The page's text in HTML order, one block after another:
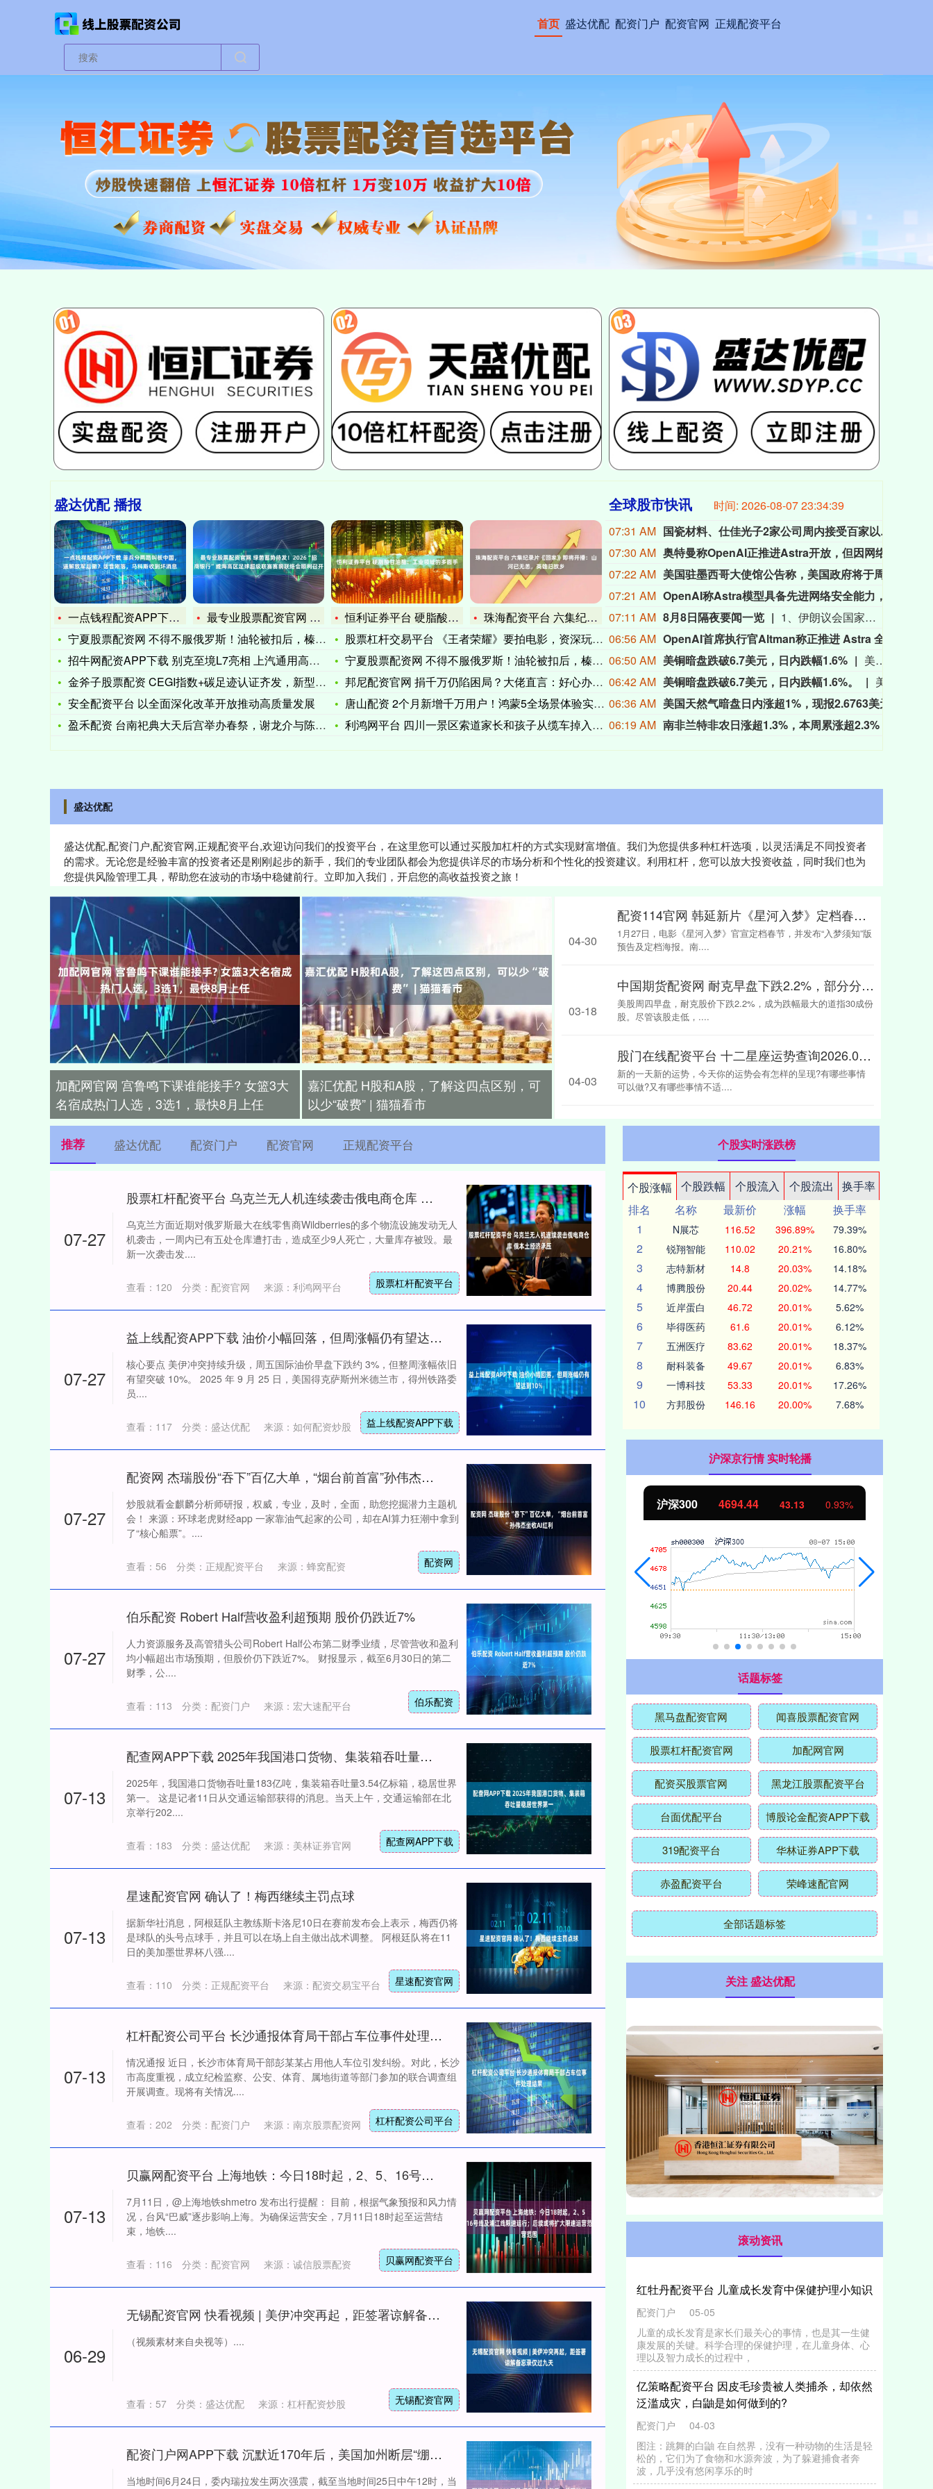
首页 盛达优配 配资门户 配资官网 正规配资平台
盛达优配 播报
一点钱程配资APP下载 菲兵分两路叫板中国，逼解放军后撤？话
最专业股票配资官网 绿茵蓄势待发！2026“招商银行”威海高
宁夏股票配资网 不得不服俄罗斯！油轮被扣后，榛树高超连夜报复
招牛网配资APP下载 别克至境L7亮相 上汽通用高层解密美国
金斧子股票配资 CEGI指数+碳足迹认证齐发，新型电力系统迈
安全配资平台 以全面深化改革开放推动高质量发展
盈禾配资 台南祀典大天后宫举办春祭，谢龙介与陈亭妃罕见同场合
恒利证券平台 硬脂酸甘油酯：工业领域的多面手
珠海配资平台 六集纪录片《回家》即将开播：山河已无恙，英雄归
股票杠杆交易平台 《王者荣耀》要拍电影，资深玩家沈腾任监工
宁夏股票配资网 不得不服俄罗斯！油轮被扣后，榛树高超连夜报复
邦尼配资官网 捐千万仍陷困局？大佬直言：好心办坏事，不如退一
唐山配资 2个月新增千万用户！鸿蒙5全场景体验实力圈粉！
利鸿网平台 四川一景区索道家长和孩子从缆车掉入防护网，景区回
全球股市快讯 时间: 2026-08-07 23:34:40
07:31 AM
国瓷材料、仕佳光子2家公司周内接受百家以上机构调研
07:30 AM
07:22 AM
07:21 AM
07:11 AM 8月8日隔夜要闻一览
1、伊朗议会国家安全与外交政策委员会发言人哈桑·卡什卡维表示，伊朗与阿曼已明确霍尔木兹海峡航运相关的谅解备忘录的总体框架，最终文本及具体细节将于近期对外公布。 2、当地时间7日，伊朗总统佩泽希齐扬在就职两周年之际发表讲话，就地区局势、外交谈判及国内政治等多个问题阐述立场。谈及近期伊美停火谅解备忘录，他透露伊朗未在谈判中作出任何让步。 3、美国官员表示，阿曼与伊朗在霍尔木兹海峡问题上已取得进展，预计很快将达成协议。一旦宣布达成恢复不受阻碍的商业航运的协议，美国将解除对伊朗港口的封锁。美国的行动将继续视实际表现而定，并与伊朗履行承诺的情况挂钩。 4、当地时间8月7日，美国总统特朗普在社交平台“真实社交”发文称，将立即就联邦上诉法院阻止白宫宴会厅项目的裁决向美国最高法院提出上诉，并称该裁决“出于政治动机且违法”。 5、美国利率期货市场对美联储9月加息的预期概率有所下降。定价显示预计到12月加息幅度仅为28个基点，低于非农就业数据公布前的32个基点。 6、美联储主席凯文·沃什上任后首个完整月份的日程显示，他曾与议员、白宫官员和私营部门经济学家通话或会谈，但没有显示与美国总统唐纳德·特朗普有任何通话或会谈。 7、SpaceX宣布将联合特斯拉在美国得州启动Terafab AI芯片超级工厂项目，初期投资168亿美元，未来扩建完成后总投资预计增至1190亿美元。 8、特朗普在最高法院遭遇挫折后，仍继续推进解雇美联储理事丽莎·库克的尝试。 9、OpenAI表示，不能排除其即将推出的模型Astra具备“关键性”网络能力，这促使OpenAI扩大安全测试范围，并暂停不符合更严格安全要求的内部活动。
06:56 AM
06:50 AM 美铜暗盘跌破6.7美元，日内跌幅1.6%
美铜暗盘跌破6.7美元，日内跌幅1.6%。
06:42 AM 美铜暗盘跌破6.7美元，日内跌幅1.6%。
06:36 AM
06:19 AM 南非兰特非农日涨超1.3%，本周累涨超2.3%
盛达优配
盛达优配,配资门户,配资官网,正规配资平台,欢迎访问我们的投资平台，在这里您可以通过买股加杠杆的方式实现财富增值。我们为您提供多种杠杆选项，以灵活满足不同投资者
的需求。无论您是经验丰富的投资者还是刚刚起步的新手，我们的专业团队都会为您提供详尽的市场分析和个性化的投资建议。利用杠杆，您可以放大投资收益，同时我们也为
您提供风险管理工具，帮助您在波动的市场中稳健前行。立即加入我们，开启您的高收益投资之旅！
加配网官网 宫鲁鸣下课谁能接手? 女篮3大
名宿成热门人选，3选1，最快8月上任
嘉汇优配 H股和A股，了解这四点区别，可
以少“破费” | 猫猫看市
配资114官网 韩延新片《星河入梦》定档春节，王鹤棣宋茜领衔主演
1月27日，电影《星河入梦》官宣定档春节，并发布“入梦须知”版
预告及定档海报。南....
04-30
中国期货配资网 耐克早盘下跌2.2%，部分分析师认为该股有望继续上涨
美股周四早盘，耐克股价下跌2.2%，成为跌幅最大的道指30成份
股。尽管该股走低，....
03-18
股门在线配资平台 十二星座运势查询2026.04.04
新的一天新的运势，今天你的运势会有怎样的呈现?有哪些事情
可以做?又有哪些事情不适....
04-03
推荐 盛达优配 配资门户 配资官网 正规配资平台
07-27
股票杠杆配资平台 乌克兰无人机连续袭击俄电商仓库 俄本土经济承压
乌克兰方面近期对俄罗斯最大在线零售商Wildberries的多个物流设施发动无人
机袭击，一周内已有五处仓库遭打击，造成至少9人死亡，大量库存被毁。最
新一次袭击发....
来源：利鸿网平台
查看： 120 分类： 配资官网 股票杠杆配资平台
07-27
益上线配资APP下载 油价小幅回落，但周涨幅仍有望达到10%
核心要点 美伊冲突持续升级，周五国际油价早盘下跌约 3%，但整周涨幅依旧
有望突破 10%。 2025 年 9 月 25 日，美国得克萨斯州米德兰市，得州铁路委
员....
来源：如何配资炒股
查看： 117 分类： 盛达优配 益上线配资APP下载
07-27
配资网 杰瑞股份“吞下”百亿大单，“烟台前首富”孙伟杰坐收AI红利
炒股就看金麒麟分析师研报，权威，专业，及时，全面，助您挖掘潜力主题机
会！ 来源：环球老虎财经app 一家靠油气起家的公司，却在AI算力狂潮中拿到
了“核心船票”。....
来源：蜂窝配资
查看： 56 分类： 正规配资平台 配资网
07-27
伯乐配资 Robert Half营收盈利超预期 股价仍跌近7%
人力资源服务及高管猎头公司Robert Half公布第二财季业绩，尽管营收和盈利
均小幅超出市场预期，但股价仍下跌近7%。 财报显示，截至6月30日的第二
财季，公....
来源：宏大速配平台
查看： 113 分类： 配资门户 伯乐配资
07-13
配查网APP下载 2025年我国港口货物、集装箱吞吐量稳居世界第一
2025年，我国港口货物吞吐量183亿吨，集装箱吞吐量3.54亿标箱，稳居世界
第一。 这是记者11日从交通运输部获得的消息。当天上午，交通运输部在北
京举行202....
来源：美林证券官网
查看： 183 分类： 盛达优配 配查网APP下载
07-13
星速配资官网 确认了！梅西继续主罚点球
据新华社消息，阿根廷队主教练斯卡洛尼10日在赛前发布会上表示，梅西仍将
是球队的头号点球手，并且可以在场上自主做出战术调整。 阿根廷队将在11
日的美加墨世界杯八强....
来源：配资交易宝平台
查看： 110 分类： 正规配资平台 星速配资官网
07-13
杠杆配资公司平台 长沙通报体育局干部占车位事件处理结果
情况通报 近日，长沙市体育局干部彭某某占用他人车位引发纠纷。对此，长沙
市高度重视，成立纪检监察、公安、体育、属地街道等部门参加的联合调查组
开展调查。现将有关情况....
来源：南京股票配资网
查看： 202 分类： 配资门户 杠杆配资公司平台
07-13
贝赢网配资平台 上海地铁：今日18时起，2、5、16号线及浦江线限速运行；后续或将扩大限速运营范围
7月11日，@上海地铁shmetro 发布出行提醒： 目前，根据气象预报和风力情
况，台风“巴威”逐步影响上海。为确保运营安全，7月11日18时起至运营结
束，地铁....
来源：诚信股票配资
查看： 116 分类： 配资官网 贝赢网配资平台
06-29
无锡配资官网 快看视频 | 美伊冲突再起，距签署谅解备忘录仅过九天
（视频素材来自央视等）....
来源：杠杆配资炒股
查看： 57 分类： 盛达优配 无锡配资官网
配资门户网APP下载 沉默近170年后，美国加州断层“绷到”1000年来最紧，大地震风险有多高
当地时间6月24日，委内瑞拉发生两次强震，截至当地时间25日中午12时，当
个股实时涨跌榜
个股涨幅 个股跌幅 个股流入 个股流出
换手率
排名
名称 最新价 涨幅
换手率
1
N展芯 116.52 396.89% 79.39%
2 锐翔智能 110.02 20.21% 16.80%
3 志特新材 14.8 20.03% 14.18%
4 博腾股份 20.44 20.02% 14.77%
5 近岸蛋白 46.72 20.01% 5.62%
6 毕得医药 61.6 20.01% 6.12%
7 五洲医疗 83.62 20.01% 18.37%
8 耐科装备 49.67 20.01% 6.83%
9 一博科技 53.33 20.01% 17.26%
10 方邦股份 146.16 20.00% 7.68%
沪深京行情 实时轮播
深证成指 14311.01 200.89 1.42% 沪深300 4694.44 43.13 0.93% 北证50 1134.24 11.37 1.01%
话题标签
黑马盘配资官网 闻喜股票配资官网
股票杠杆配资官网 加配网官网
配资买股票官网 黑龙江股票配资平台
台面优配平台 博股论金配资APP下载
319配资平台 华林证券APP下载
赤盈配资平台 荣峰速配官网
全部话题标签
关注 盛达优配
滚动资讯
红牡丹配资平台 儿童成长发育中保健护理小知识
配资门户 05-05
儿童的成长发育是家长们最关心的事情，也是其一生健
康发展的关键。科学合理的保健护理，在儿童身体、心
理以及智力成长的过程中，
亿策略配资平台 因皮毛珍贵被人类捕杀，却依然
泛滥成灾，白鼬是如何做到的?
配资门户 04-03
图注：跳舞的白鼬 在自然界，没有一种动物的生活是轻
松的，它们为了食物和水源奔波，为了躲避捕食者奔
波，几乎没有悠闲享乐的时